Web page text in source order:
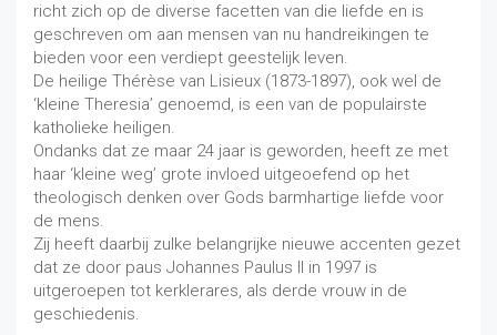
richt zich op de diverse facetten van die liefde en is
geschreven om aan mensen van nu handreikingen te
bieden voor een verdiept geestelijk leven.
De heilige Thérèse van Lisieux (1873-1897), ook wel de
‘kleine Theresia’ genoemd, is een van de populairste
katholieke heiligen.
Ondanks dat ze maar 24 jaar is geworden, heeft ze met
haar ‘kleine weg’ grote invloed uitgeoefend op het
theologisch denken over Gods barmhartige liefde voor
de mens.
Zij heeft daarbij zulke belangrijke nieuwe accenten gezet
dat ze door paus Johannes Paulus II in 1997 is
uitgeroepen tot kerklerares, als derde vrouw in de
geschiedenis.